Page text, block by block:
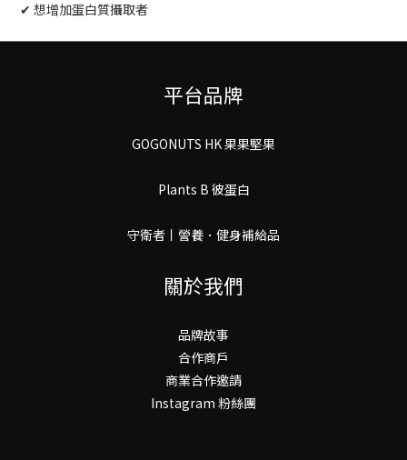
✔︎ 想增加蛋白質攝取者
平台品牌
GOGONUTS HK 果果堅果
Plants B 彼蛋白
守衛者丨謍養．健身補給品
關於我們
品牌故事
合作商戶
商業合作邀請
Instagram 粉絲團